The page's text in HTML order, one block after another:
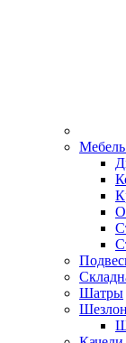
Мебель
Шатры